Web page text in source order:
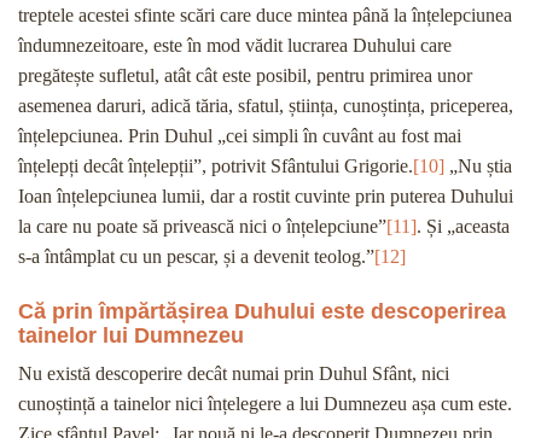
treptele acestei sfinte scări care duce mintea până la înțelepciunea
îndumnezeitoare, este în mod vădit lucrarea Duhului care
pregătește sufletul, atât cât este posibil, pentru primirea unor
asemenea daruri, adică tăria, sfatul, știința, cunoștința, priceperea,
înțelepciunea. Prin Duhul „cei simpli în cuvânt au fost mai
înțelepți decât înțelepții”, potrivit Sfântului Grigorie.[10] „Nu știa
Ioan înțelepciunea lumii, dar a rostit cuvinte prin puterea Duhului
la care nu poate să privească nici o înțelepciune”[11]. Și „aceasta
s-a întâmplat cu un pescar, și a devenit teolog.”[12]
Că prin împărtășirea Duhului este descoperirea
tainelor lui Dumnezeu
Nu există descoperire decât numai prin Duhul Sfânt, nici
cunoștință a tainelor nici înțelegere a lui Dumnezeu așa cum este.
Zice sfântul Pavel: „Iar nouă ni le-a descoperit Dumnezeu prin